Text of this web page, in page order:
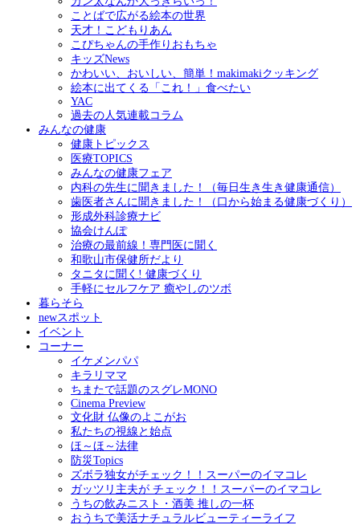
ことばで広がる絵本の世界
天才！こどもりあん
こぴちゃんの手作りおもちゃ
キッズNews
かわいい、おいしい、簡単！makimakiクッキング
絵本に出てくる「これ！」食べたい
YAC
過去の人気連載コラム
みんなの健康
健康トピックス
医療TOPICS
みんなの健康フェア
内科の先生に聞きました！（毎日生き生き健康通信）
歯医者さんに聞きました！（口から始まる健康づくり）
形成外科診療ナビ
協会けんぽ
治療の最前線！専門医に聞く
和歌山市保健所だより
タニタに聞く! 健康づくり
手軽にセルフケア 癒やしのツボ
暮らそら
newスポット
イベント
コーナー
イケメンパパ
キラリママ
ちまたで話題のスグレMONO
Cinema Preview
文化財 仏像のよこがお
私たちの視線と始点
ほ～ほ～法律
防災Topics
ズボラ独女がチェック！！スーパーのイマコレ
ガッツリ主夫が チェック！！スーパーのイマコレ
うちの飲みニスト・酒美 推しの一杯
おうちで美活ナチュラルビューティーライフ